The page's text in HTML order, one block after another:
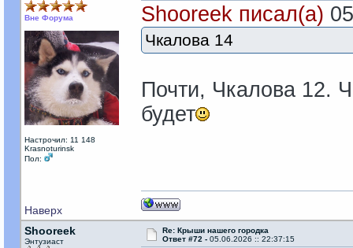
Вне Форума
Настрочил: 11 148
Krasnoturinsk
Пол:
Shooreek писал(а)
Чкалова 14
Почти, Чкалова 12.
будет
Наверх
Shooreek
Энтузиаст
Re: Крыши нашего городка
Ответ #72 - 05.06.2026 :: 22:37:15